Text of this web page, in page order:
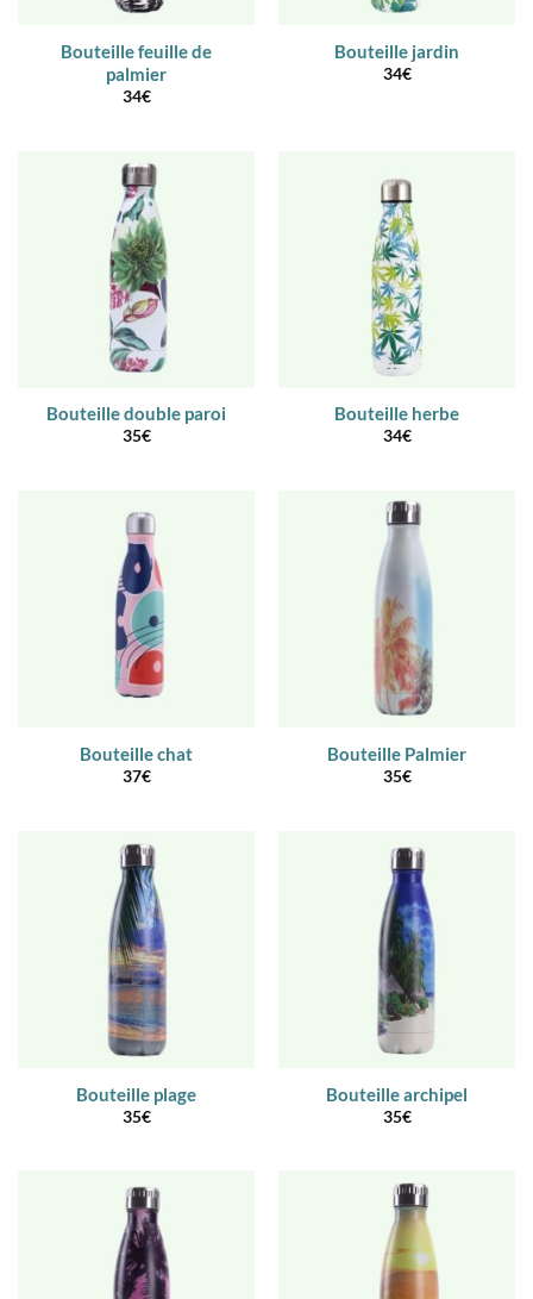
Bouteille feuille de
palmier
34€
Bouteille jardin
34€
Bouteille double paroi
35€
Bouteille herbe
34€
Bouteille chat
37€
Bouteille Palmier
35€
Bouteille plage
35€
Bouteille archipel
35€